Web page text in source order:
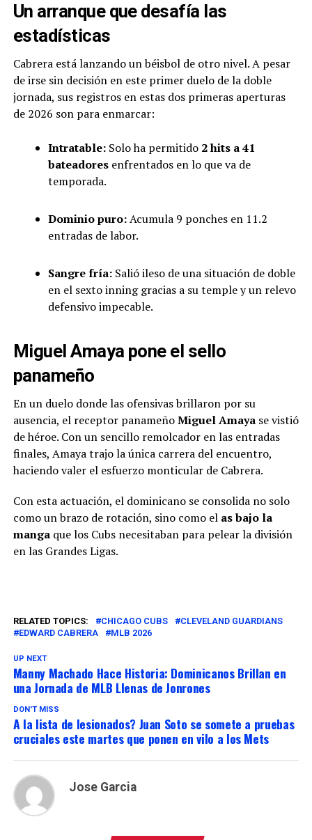
Un arranque que desafía las
estadísticas
Cabrera está lanzando un béisbol de otro nivel. A pesar
de irse sin decisión en este primer duelo de la doble
jornada, sus registros en estas dos primeras aperturas
de 2026 son para enmarcar:
Intratable:Solo ha permitido 2 hits a 41
bateadoresenfrentados en lo que va de
temporada.
Dominio puro:Acumula 9 ponches en 11.2
entradas de labor.
Sangre fría:Salió ileso de una situación de doble
en el sexto inning gracias a su temple y un relevo
defensivo impecable.
Miguel Amaya pone el sello
panameño
En un duelo donde las ofensivas brillaron por su
ausencia, el receptor panameñoMiguel Amayase vistió
de héroe. Con un sencillo remolcador en las entradas
finales, Amaya trajo la única carrera del encuentro,
haciendo valer el esfuerzo monticular de Cabrera.
Con esta actuación, el dominicano se consolida no solo
como un brazo de rotación, sino como el as bajo la
mangaque los Cubs necesitaban para pelear la división
en las Grandes Ligas.
RELATED TOPICS: CHICAGO CUBS
CLEVELAND GUARDIANS
EDWARD CABRERA
MLB 2026
UP NEXT
Manny Machado Hace Historia: Dominicanos Brillan en
una Jornada de MLB Llenas de Jonrones
DON'T MISS
A la lista de lesionados? Juan Soto se somete a pruebas
cruciales este martes que ponen en vilo a los Mets
Jose Garcia